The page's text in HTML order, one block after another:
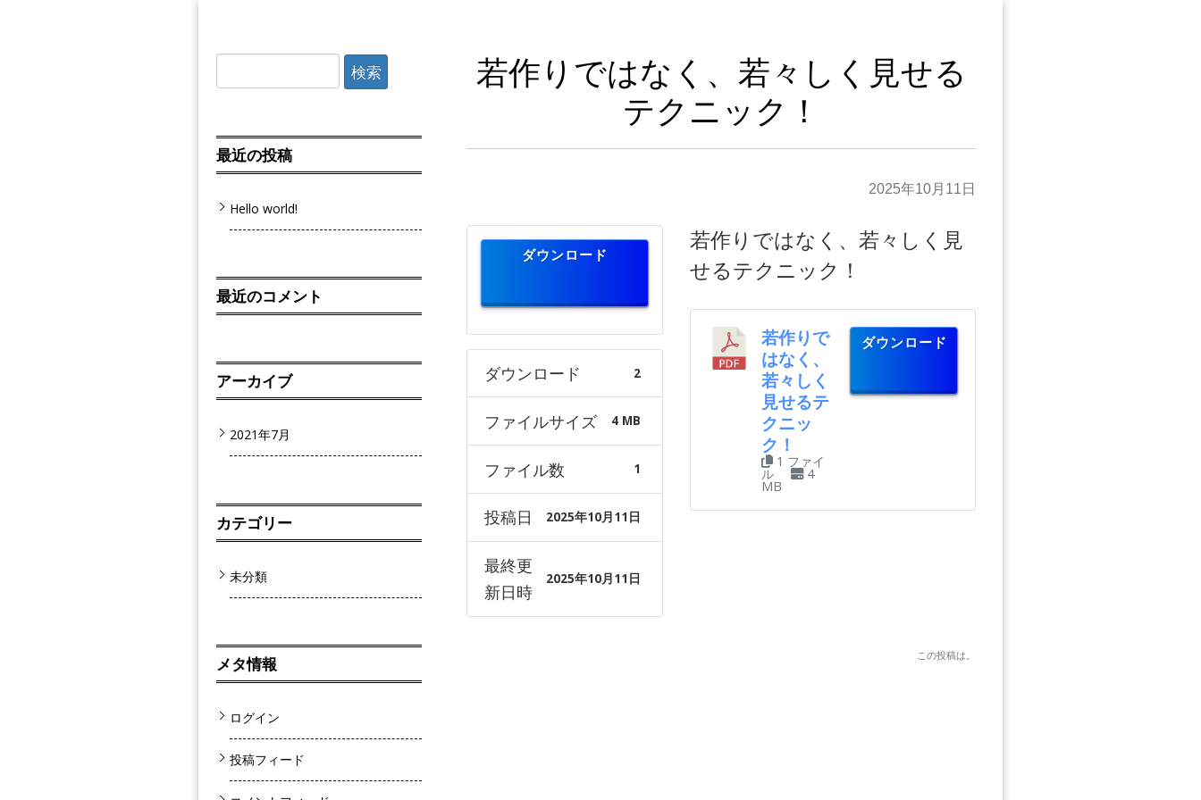
若作りではなく、若々しく見せる
テクニック！
2025年10月11日
ダウンロード
ダウンロード 2
ファイルサイズ 4 MB
ファイル数 1
投稿日 2025年10月11日
最終更
新日時
2025年10月11日
若作りではなく、若々しく見
せるテクニック！
若作りで
はなく、
若々しく
見せるテ
クニッ
ク！
1 ファイ
ル 4
MB
ダウンロード
この投稿は。
索:
最近の投稿
Hello world!
最近のコメント
アーカイブ
2021年7月
カテゴリー
未分類
メタ情報
ログイン
投稿フィード